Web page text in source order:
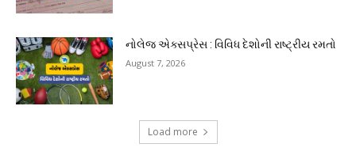
નોલેજ એક્સપ્રેસ : વિવિધ દેશોની રાષ્ટ્રીય રમતો
August 7, 2026
Load more